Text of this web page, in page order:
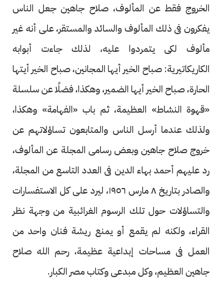
الخروج فقط عن المألوف، صلاح جاهين جعل الناس
يفكرون فى ذلك المألوف والسائد والمستقر، على أنه غير
مألوف لكى يتمردوا عليه، لذلك جاءت أبوابه
الكاريكاتيرية: صباح الخير أيها المجانين، صباح الخير أيتها
الحارة، صباح الخير أيها الضمير، وهكذا، فضلًا عن سلسلة
«قهوة النشاط» العظيمة، ثم باب «الفهامة» وهكذا،
ولذلك عندما أرسل الناس والمتابعون تساؤلاتهم عن
خروج صلاح جاهين وبعض رسامى المجلة عن المألوف،
رد عليهم أحمد بهاء الدين فى العدد التاسع من المجلة،
والصادر بتاريخ ٨ مارس ١٩٥٦، ليرد على كل الاستفسارات
والتساؤلات حول تلك الرسوم الغرائبية من وجهة نظر
القراء، ولكنه لم يقمع أو يمنع ريشة فنان واحد من
العمل فى مساحات إبداعية عظيمة، رحم الله صلاح
جاهين العظيم، وكل مبدعى وكتاب مصر الكبار.